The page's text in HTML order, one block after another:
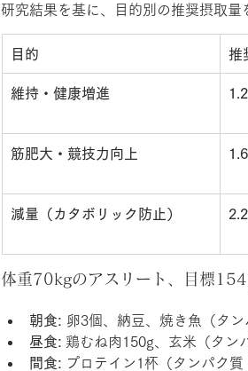
研究結果を基に、目的別の推奨摂取量
目的 推
維持・健康増進
筋肥大・競技力向上
減量（カタボリック防止）
体重70kgのアスリート、目標
朝食: 卵3個、納豆、焼き魚（タン
昼食: 鶏むね肉150g、玄米（タン
間食: プロテイン1杯（タンパク質